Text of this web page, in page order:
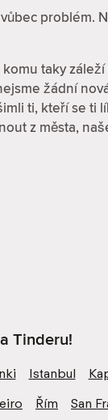
problém.
taky
žádní
ti, kteří se ti
z města,
Tinderu!
Istanbul
Řím San